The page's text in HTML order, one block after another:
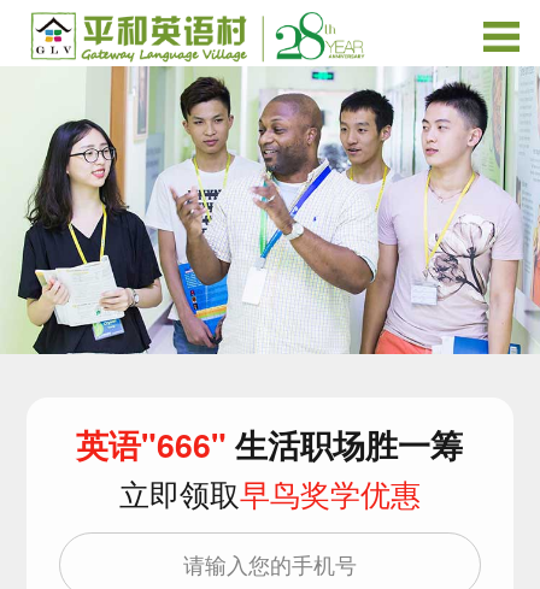
英语"666"生活职场胜一筹
立即领取早鸟奖学优惠